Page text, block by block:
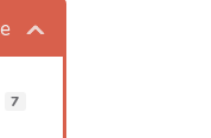
7